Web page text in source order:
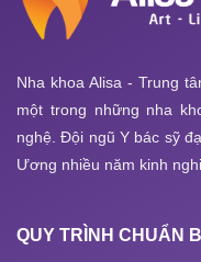
Nha khoa Alisa - Trung
một trong những nha
nghệ. Đội ngũ Y bác sỹ
Ương nhiều năm kinh
QUY TRÌNH CHUẨN